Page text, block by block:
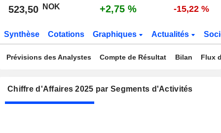
523,50 NOK +2,75 % -15,22 %
Synthèse Cotations Graphiques Actualités
Prévisions des Analystes Compte de Résultat Bilan Flux
Chiffre d'Affaires 2025 par Segments d'Activités